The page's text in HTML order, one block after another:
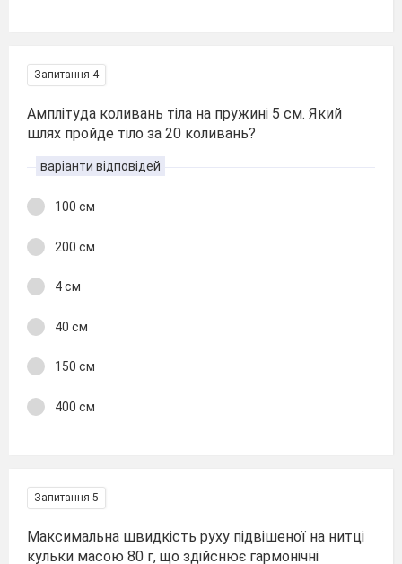
Запитання 4
Амплітуда коливань тіла на пружині 5 см. Який
шлях пройде тіло за 20 коливань?
варіанти відповідей
100 см
200 см
4 см
40 см
150 см
400 см
Запитання 5
Максимальна швидкість руху підвішеної на нитці
кульки масою 80 г, що здійснює гармонічні